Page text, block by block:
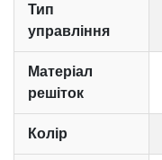
Тип
управління
Матеріал
решіток
Колір